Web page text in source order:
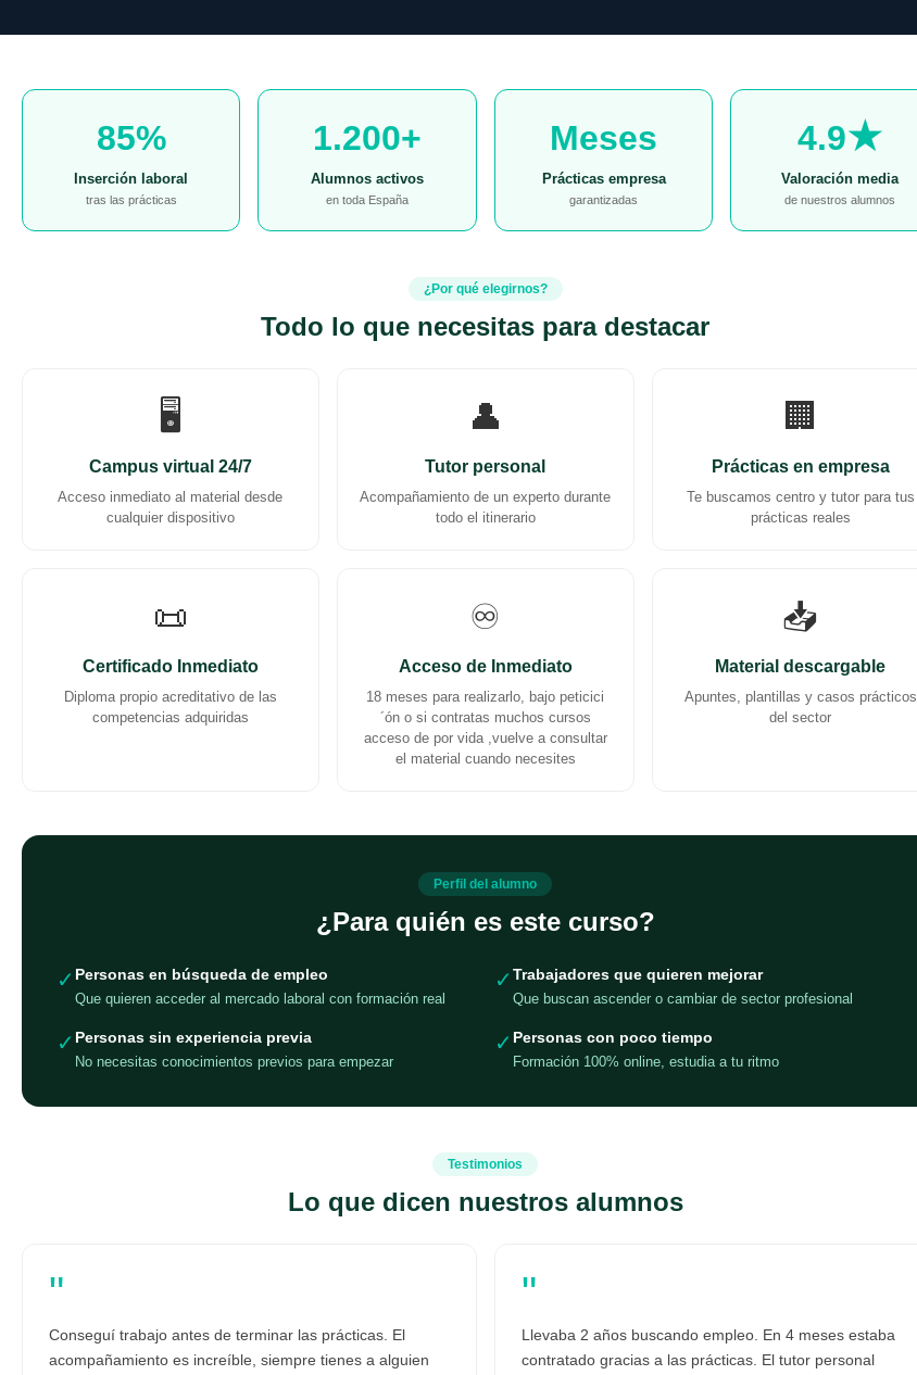
85%
Inserción laboral
tras las prácticas
1.200+
Alumnos activos
en toda España
Meses
Prácticas empresa
garantizadas
4.9★
Valoración media
de nuestros alumnos
¿Por qué elegirnos?
Todo lo que necesitas para destacar
🖥️
Campus virtual 24/7
Acceso inmediato al material desde
cualquier dispositivo
👤
Tutor personal
Acompañamiento de un experto durante
todo el itinerario
🏢
Prácticas en empresa
Te buscamos centro y tutor para tus
prácticas reales
📜
Certificado Inmediato
Diploma propio acreditativo de las
competencias adquiridas
♾️
Acceso de Inmediato
18 meses para realizarlo, bajo peticici
´ón o si contratas muchos cursos
acceso de por vida ,vuelve a consultar
el material cuando necesites
📥
Material descargable
Apuntes, plantillas y casos prácticos
del sector
Perfil del alumno
¿Para quién es este curso?
✓ Personas en búsqueda de empleo
Que quieren acceder al mercado laboral con formación real
✓ Trabajadores que quieren mejorar
Que buscan ascender o cambiar de sector profesional
✓ Personas sin experiencia previa
No necesitas conocimientos previos para empezar
✓ Personas con poco tiempo
Formación 100% online, estudia a tu ritmo
Testimonios
Lo que dicen nuestros alumnos
"
Conseguí trabajo antes de terminar las prácticas. El
acompañamiento es increíble, siempre tienes a alguien
"
Llevaba 2 años buscando empleo. En 4 meses estaba
contratado gracias a las prácticas. El tutor personal